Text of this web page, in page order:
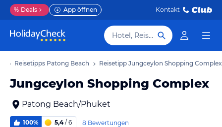
% Deals App öffnen Kontakt
Hotel, Reiseziel
Reisetipps Patong Beach Reisetipp Jungceylon Shopping Complex
Jungceylon Shopping Complex
Patong Beach/Phuket
100% 5,4/ 6 8 Bewertungen